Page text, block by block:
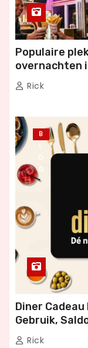
Populaire
overnachten
Rick
B
L
O
G
Diner
Gebruik,
Rick